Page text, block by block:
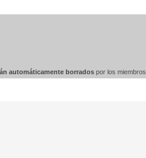
automáticamente borrados por los miembros.